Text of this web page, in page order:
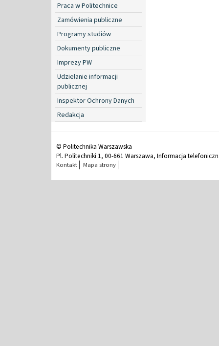
Praca w Politechnice
Zamówienia publiczne
Programy studiów
Dokumenty publiczne
Imprezy PW
Udzielanie informacji
publicznej
Inspektor Ochrony Danych
Redakcja
© Politechnika Warszawska
Pl. Politechniki 1, 00-661 Warszawa, Informacja
Kontakt Mapa strony